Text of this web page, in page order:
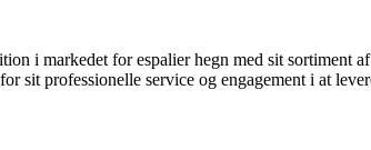
i markedet for espalier hegn med sit
sit professionelle service og engagement i at